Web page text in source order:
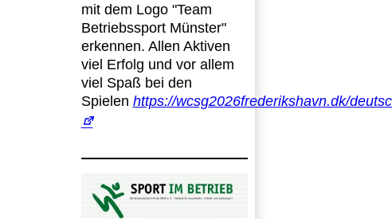
mit dem Logo "Team
Betriebssport Münster"
erkennen. Allen Aktiven
viel Erfolg und vor allem
viel Spaß bei den
Spielen https://wcsg2026frederikshavn.dk/